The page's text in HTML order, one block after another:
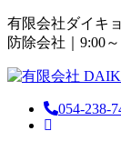
有限会社ダイキ
防除会社 ｜9:00
054-238-